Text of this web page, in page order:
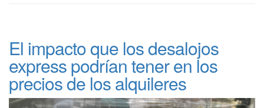
El impacto que los desalojos
express podrían tener en los
precios de los alquileres